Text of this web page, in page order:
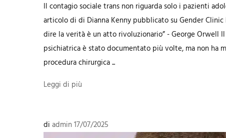
Il contagio sociale trans non riguarda solo i pazienti
articolo di di Dianna Kenny pubblicato su Gender
dire la verità è un atto rivoluzionario” - George Orwell
psichiatrica è stato documentato più volte, ma non ha
procedura chirurgica ...
Leggi di più
di admin 17/07/2025